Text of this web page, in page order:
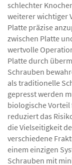
schlechter
weiterer wichtiger
Platte präzise
zwischen Platte
wertvolle
Platte durch
Schrauben
als traditionelle
gepresst werden
biologische
reduziert das
die Vielseitigkeit
verschiedene
einem einzigen
Schrauben mit